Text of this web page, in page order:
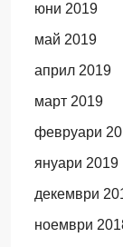
юни 2019
май 2019
април 2019
март 2019
февруари
януари 2019
декември
ноември